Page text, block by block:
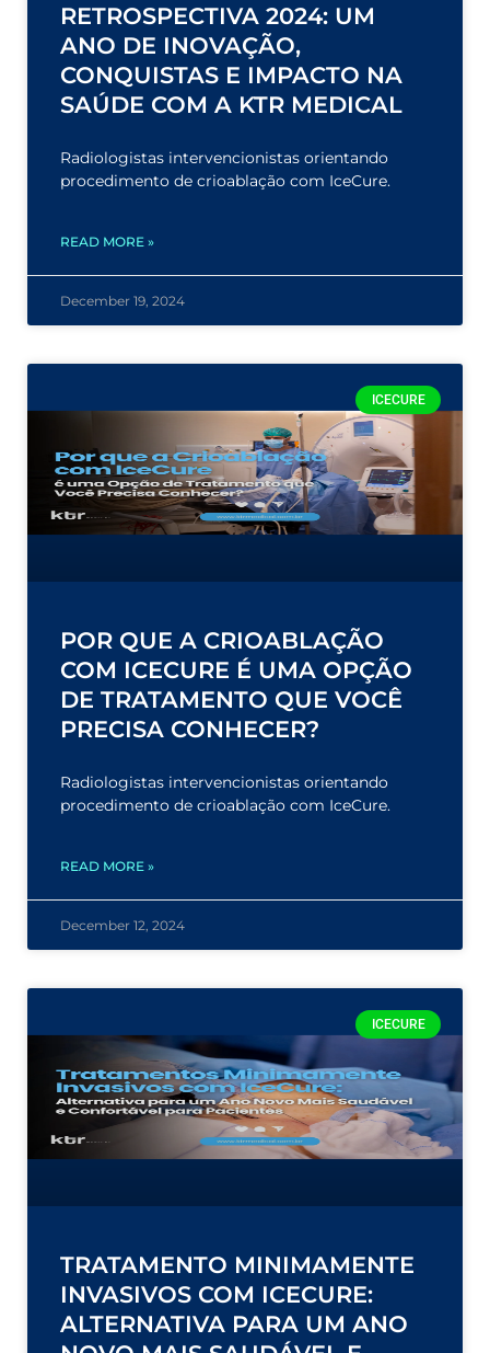
RETROSPECTIVA 2024: UM
ANO DE INOVAÇÃO,
CONQUISTAS E IMPACTO NA
SAÚDE COM A KTR MEDICAL
Radiologistas intervencionistas orientando
procedimento de crioablação com IceCure.
READ MORE »
December 19, 2024
ICECURE
POR QUE A CRIOABLAÇÃO
COM ICECURE É UMA OPÇÃO
DE TRATAMENTO QUE VOCÊ
PRECISA CONHECER?
Radiologistas intervencionistas orientando
procedimento de crioablação com IceCure.
READ MORE »
December 12, 2024
ICECURE
TRATAMENTO MINIMAMENTE
INVASIVOS COM ICECURE:
ALTERNATIVA PARA UM ANO